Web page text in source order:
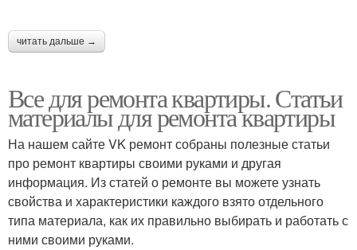
читать дальше →
Все для ремонта квартиры. Статьи
материалы для ремонта квартиры
На нашем сайте VK ремонт собраны полезные статьи
про ремонт квартиры своими руками и другая
информация. Из статей о ремонте вы можете узнать
свойства и характеристики каждого взято отдельного
типа материала, как их правильно выбирать и работать с
ними своими руками.